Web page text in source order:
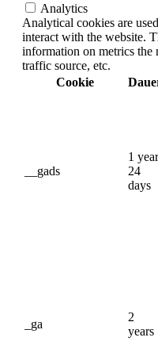
Analytics
Analytical cookies are
interact with the website.
information on metrics the
traffic source, etc.
Cookie
__gads
1 year
24
days
_ga
2
years